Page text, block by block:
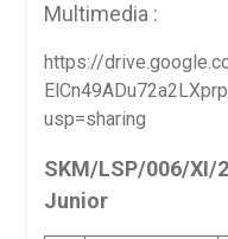
Multimedia :
https://
usp=sharing
SKM/LSP/006/XI/
Junior